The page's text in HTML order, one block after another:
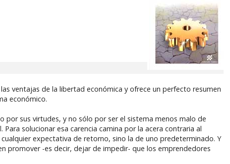
ventajas de la libertad económica y ofrece un perfecto resumen
económico.
sus virtudes, y no sólo por ser el sistema menos malo de
solucionar esa carencia camina por la acera contraria al
expectativa de retorno, sino la de uno predeterminado. Y
promover -es decir, dejar de impedir- que los emprendedores